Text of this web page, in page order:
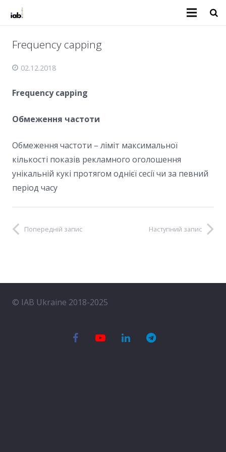
Frequency capping
02.12.2018
Frequency capping
Обмеження частоти
Обмеження частоти – ліміт максимальної
кількості показів рекламного оголошення
унікальній кукі протягом однієї сесії чи за певний
період часу
Попередній запис Наступний запис
© IAB Ukraine 2018-2025